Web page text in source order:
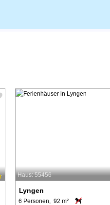
Haus: 55456
Lyngen
6 Personen, 92 m²